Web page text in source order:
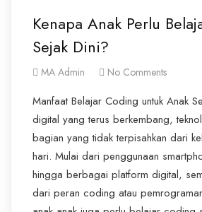
Kenapa Anak Perlu
Sejak Dini?
MA Admin No Comments
Manfaat Belajar Coding untuk Anak
digital yang terus berkembang,
bagian yang tidak terpisahkan dari
hari. Mulai dari penggunaan
hingga berbagai platform digital,
dari peran coding atau